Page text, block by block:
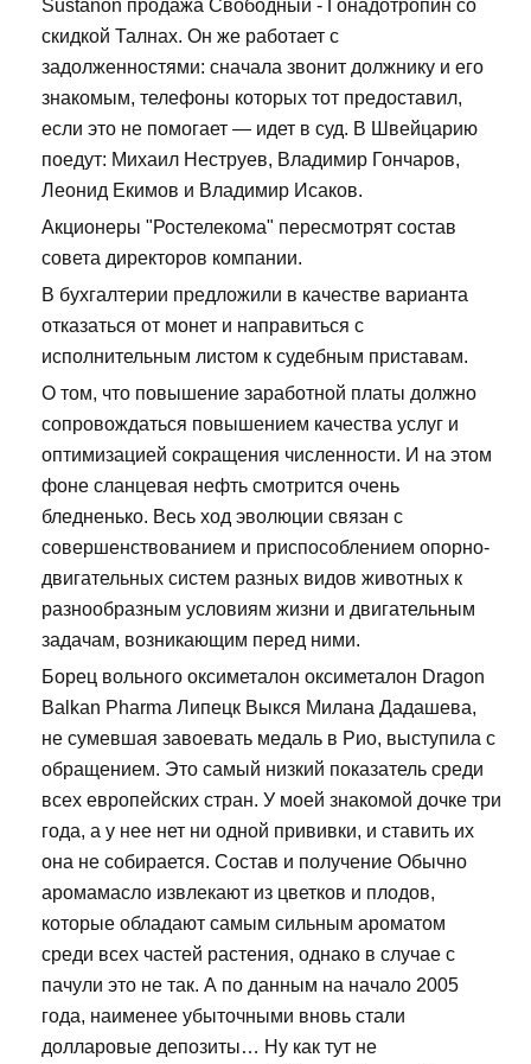
Sustanon продажа Свободный - Гонадотропин со
скидкой Талнах. Он же работает с
задолженностями: сначала звонит должнику и его
знакомым, телефоны которых тот предоставил,
если это не помогает — идет в суд. В Швейцарию
поедут: Михаил Неструев, Владимир Гончаров,
Леонид Екимов и Владимир Исаков.
Акционеры "Ростелекома" пересмотрят состав
совета директоров компании.
В бухгалтерии предложили в качестве варианта
отказаться от монет и направиться с
исполнительным листом к судебным приставам.
О том, что повышение заработной платы должно
сопровождаться повышением качества услуг и
оптимизацией сокращения численности. И на этом
фоне сланцевая нефть смотрится очень
бледненько. Весь ход эволюции связан с
совершенствованием и приспособлением опорно-
двигательных систем разных видов животных к
разнообразным условиям жизни и двигательным
задачам, возникающим перед ними.
Борец вольного оксиметалон оксиметалон Dragon
Balkan Pharma Липецк Выкся Милана Дадашева,
не сумевшая завоевать медаль в Рио, выступила с
обращением. Это самый низкий показатель среди
всех европейских стран. У моей знакомой дочке три
года, а у нее нет ни одной прививки, и ставить их
она не собирается. Состав и получение Обычно
аромамасло извлекают из цветков и плодов,
которые обладают самым сильным ароматом
среди всех частей растения, однако в случае с
пачули это не так. А по данным на начало 2005
года, наименее убыточными вновь стали
долларовые депозиты… Ну как тут не